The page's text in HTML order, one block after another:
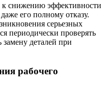
к снижению эффективности
его полному отказу.
серьезных
периодически проверять
деталей при
рабочего